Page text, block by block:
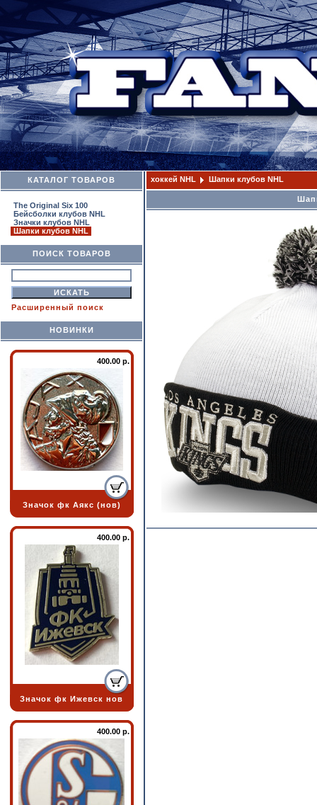
КАТАЛОГ ТОВАРОВ
The Original Six 100
Бейсболки клубов NHL
Значки клубов NHL
Шапки клубов NHL
ПОИСК ТОВАРОВ
Расширенный поиск
НОВИНКИ
400.00 р.
Значок фк Аякс (нов)
400.00 р.
Значок фк Ижевск нов
400.00 р.
хоккей NHL Шапки клубов NHL